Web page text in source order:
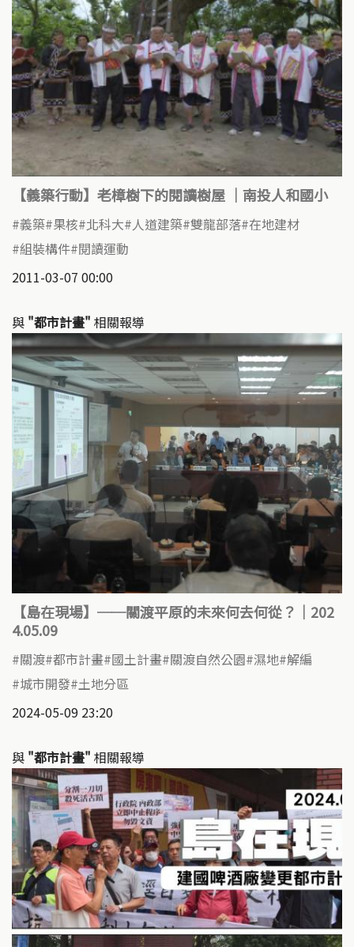
【義築行動】老樟樹下的閱讀樹屋 ｜南投人和國小
義築 果核 北科大 人道建築 雙龍部落 在地建材
組裝構件 閱讀運動
2011-03-07 00:00
與 "都市計畫" 相關報導
【島在現場】──關渡平原的未來何去何從？｜202
4.05.09
關渡 都市計畫 國土計畫 關渡自然公園 濕地 解編
城市開發 土地分區
2024-05-09 23:20
與 "都市計畫" 相關報導